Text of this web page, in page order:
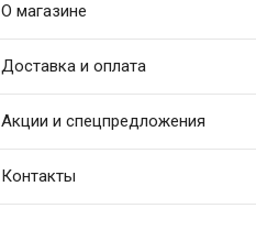
О магазине
Доставка и оплата
Акции и спецпредложения
Контакты